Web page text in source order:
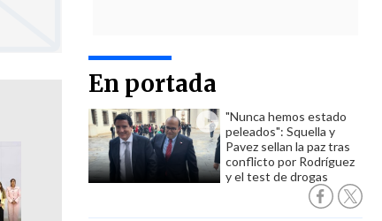
En portada
"Nunca hemos estado
peleados": Squella y
Pavez sellan la paz tras
conflicto por Rodríguez
y el test de drogas